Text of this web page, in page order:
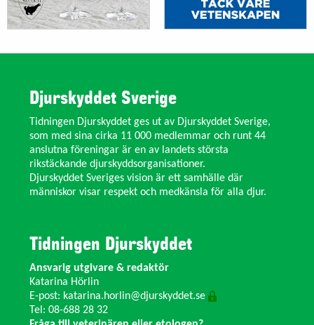
Djurskyddet Sverige
Tidningen Djurskyddet ges ut av Djurskyddet Sverige,
som med sina cirka 11 000 medlemmar och runt 44
anslutna föreningar är en av landets största
rikstäckande djurskyddsorganisationer.
Djurskyddet Sveriges vision är ett samhälle där
människor visar respekt och medkänsla för alla djur.
Tidningen Djurskyddet
Ansvarig utgivare & redaktör
Katarina Hörlin
E-post: katarina.horlin@djurskyddet.se
Tel: 08-688 28 32